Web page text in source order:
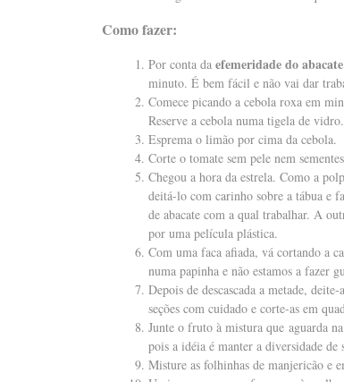
Como fazer:
Por conta da efemeridade do abacate
minuto. É bem fácil e não vai dar
Comece picando a cebola roxa em
Reserve a cebola numa tigela de vidro.
Esprema o limão por cima da cebola.
Corte o tomate sem pele nem
Chegou a hora da estrela. Como a
deitá-lo com carinho sobre a tábua e
de abacate com a qual trabalhar. A
por uma película plástica.
Com uma faca afiada, vá cortando a
numa papinha e não estamos a fazer
Depois de descascada a metade,
seções com cuidado e corte-as em
Junte o fruto à mistura que aguarda
pois a idéia é manter a diversidade de
Misture as folhinhas de manjericão e